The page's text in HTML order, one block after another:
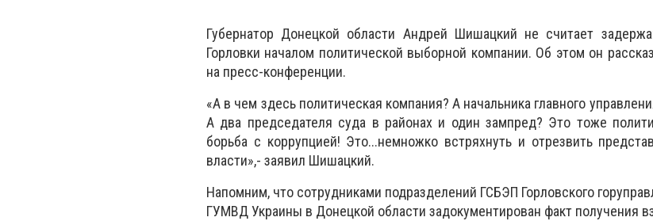
Губернатор Донецкой области Андрей Шишацкий не считает
Горловки началом политической выборной компании. Об этом он
на пресс-конференции.
«А в чем здесь политическая компания? А начальника главного
А два председателя суда в районах и один зампред? Это тоже
борьба с коррупцией! Это...немножко встряхнуть и отрезвить
власти»,- заявил Шишацкий.
Напомним, что сотрудниками подразделений ГСБЭП Горловского
ГУМВД Украины в Донецкой области задокументирован факт получения